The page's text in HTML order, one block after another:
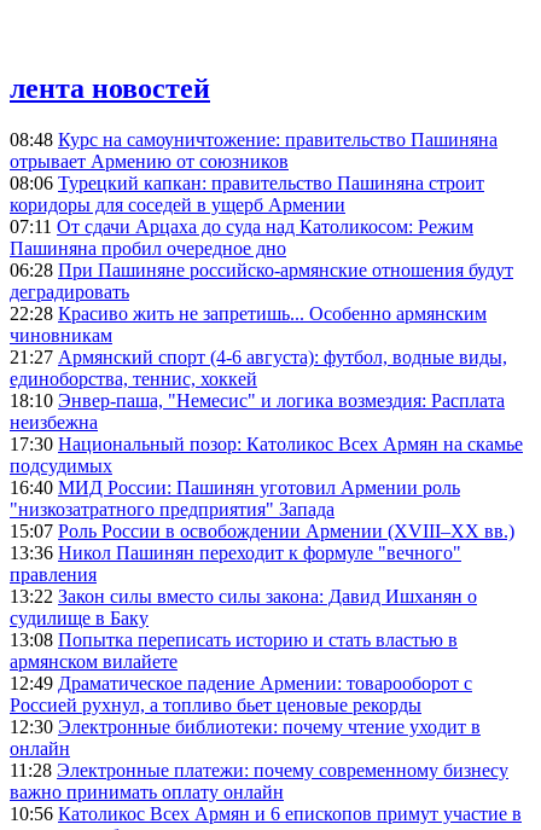
лента новостей
08:48 Курс на самоуничтожение: правительство Пашиняна
отрывает Армению от союзников
08:06 Турецкий капкан: правительство Пашиняна строит
коридоры для соседей в ущерб Армении
07:11 От сдачи Арцаха до суда над Католикосом: Режим
Пашиняна пробил очередное дно
06:28 При Пашиняне российско-армянские отношения будут
деградировать
22:28 Красиво жить не запретишь... Особенно армянским
чиновникам
21:27 Армянский спорт (4-6 августа): футбол, водные виды,
единоборства, теннис, хоккей
18:10 Энвер-паша, "Немесис" и логика возмездия: Расплата
неизбежна
17:30 Национальный позор: Католикос Всех Армян на скамье
подсудимых
16:40 МИД России: Пашинян уготовил Армении роль
"низкозатратного предприятия" Запада
15:07 Роль России в освобождении Армении (XVIII–XX вв.)
13:36 Никол Пашинян переходит к формуле "вечного"
правления
13:22 Закон силы вместо силы закона: Давид Ишханян о
судилище в Баку
13:08 Попытка переписать историю и стать властью в
армянском вилайете
12:49 Драматическое падение Армении: товарооборот с
Россией рухнул, а топливо бьет ценовые рекорды
12:30 Электронные библиотеки: почему чтение уходит в
онлайн
11:28 Электронные платежи: почему современному бизнесу
важно принимать оплату онлайн
10:56 Католикос Всех Армян и 6 епископов примут участие в